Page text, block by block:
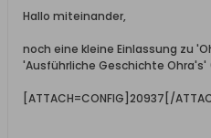
Hallo miteinander,
noch eine kleine Einlassung zu
'Ausführliche Geschichte Ohra's'
[ATTACH=CONFIG]20937[/